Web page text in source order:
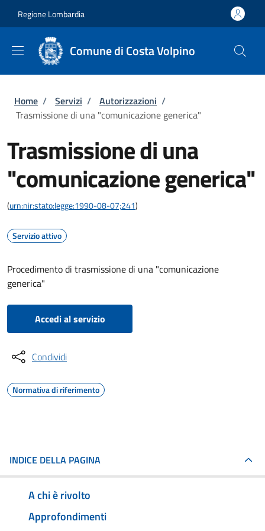
Regione Lombardia
Comune di Costa Volpino
Briciole di pane
Home / Servizi / Autorizzazioni /
Trasmissione di una "comunicazione generica"
Trasmissione di una
"comunicazione generica"
(urn:nir:stato:legge:1990-08-07;241)
Servizio attivo
Procedimento di trasmissione di una "comunicazione
generica"
Accedi al servizio
Condividi
Normativa di riferimento
INDICE DELLA PAGINA
A chi è rivolto
Approfondimenti